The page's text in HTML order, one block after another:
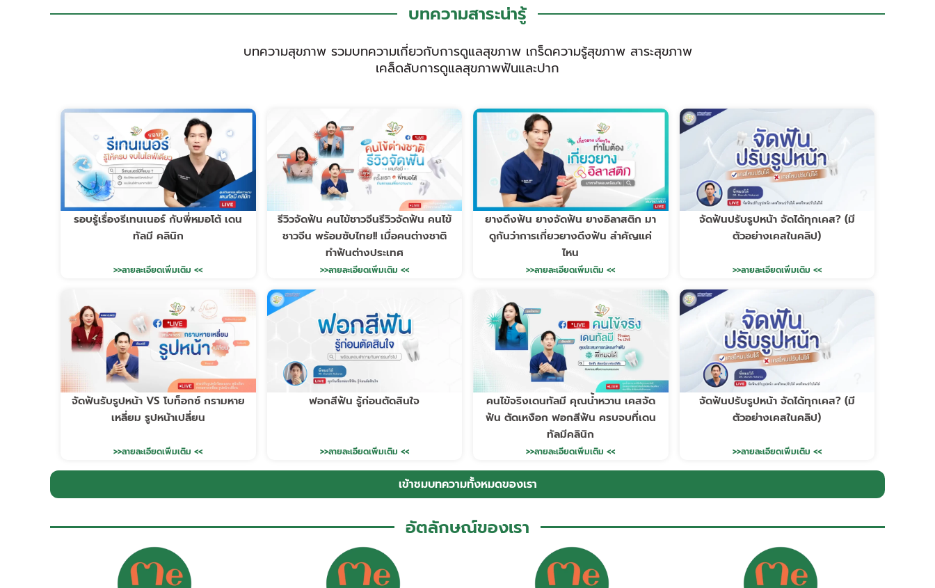
บทความสาระน่ารู้
บทความสุขภาพ รวมบทความเกี่ยวกับการดูแลสุขภาพ เกร็ดความรู้สุขภาพ สาระสุขภาพ
เคล็ดลับการดูแลสุขภาพฟันและปาก
รอบรู้เรื่องรีเทนเนอร์ กับพี่หมอโต้ เดน
ทัลมี คลินิก
>>ลายละเอียดเพิ่มเติม <<
รีวิวจัดฟัน คนไข้ชาวจีนรีวิวจัดฟัน คนไข้
ชาวจีน พร้อมซับไทย!! เมื่อคนต่างชาติ
ทำฟันต่างประเทศ
>>ลายละเอียดเพิ่มเติม <<
ยางดึงฟัน ยางจัดฟัน ยางอิลาสติก มา
ดูกันว่าการเกี่ยวยางดึงฟัน สำคัญแค่
ไหน
>>ลายละเอียดเพิ่มเติม <<
จัดฟันปรับรูปหน้า จัดได้ทุกเคส? (มี
ตัวอย่างเคสในคลิป)
>>ลายละเอียดเพิ่มเติม <<
จัดฟันรับรูปหน้า VS โบท็อกซ์ กรามหาย
เหลี่ยม รูปหน้าเปลี่ยน
>>ลายละเอียดเพิ่มเติม <<
ฟอกสีฟัน รู้ก่อนตัดสินใจ
>>ลายละเอียดเพิ่มเติม <<
คนไข้จริงเดนทัลมี คุณน้ำหวาน เคสจัด
ฟัน ตัดเหงือก ฟอกสีฟัน ครบจบที่เดน
ทัลมีคลินิก
>>ลายละเอียดเพิ่มเติม <<
จัดฟันปรับรูปหน้า จัดได้ทุกเคส? (มี
ตัวอย่างเคสในคลิป)
>>ลายละเอียดเพิ่มเติม <<
เข้าชมบทความทั้งหมดของเรา
อัตลักษณ์ของเรา